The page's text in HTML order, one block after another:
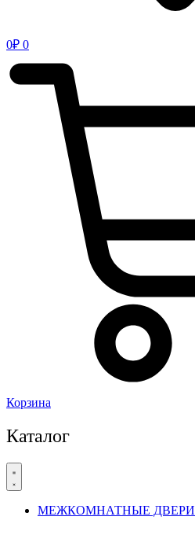
0₽ 0
Корзина
Каталог
МЕЖКОМНАТНЫЕ ДВЕРИ